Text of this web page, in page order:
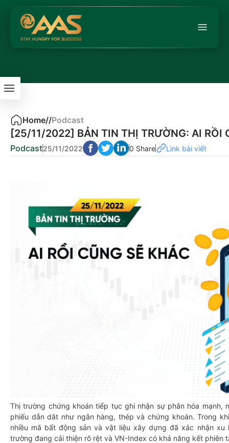
Home//Podcast
[25/11/2022] BẢN TIN THỊ TRƯỜNG: AI RỒI
Podcast25/11/2022 0 Share Link bài viết
Thị trường chứng khoán tiếp tục ghi nhận sự phân hóa
phiếu dẫn dắt như ngân hàng, thép và chứng khoán. Trong
nhiều mã bất động sản và vật liệu xây dựng đã xác nhận xu
trường đang cải thiện rõ rệt và VN-Index có khả năng kết phiên